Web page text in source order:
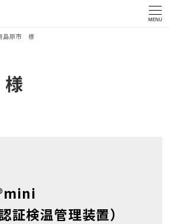
MENU
島原市 様
証検温管理装置）